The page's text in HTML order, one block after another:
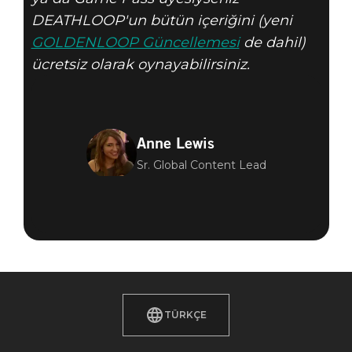
DEATHLOOP'un bütün içeriğini (yeni
GOLDENLOOP Güncellemeside dahil)
ücretsiz olarak oynayabilirsiniz.
Anne Lewis
Sr. Global Content Lead
TÜRKÇE